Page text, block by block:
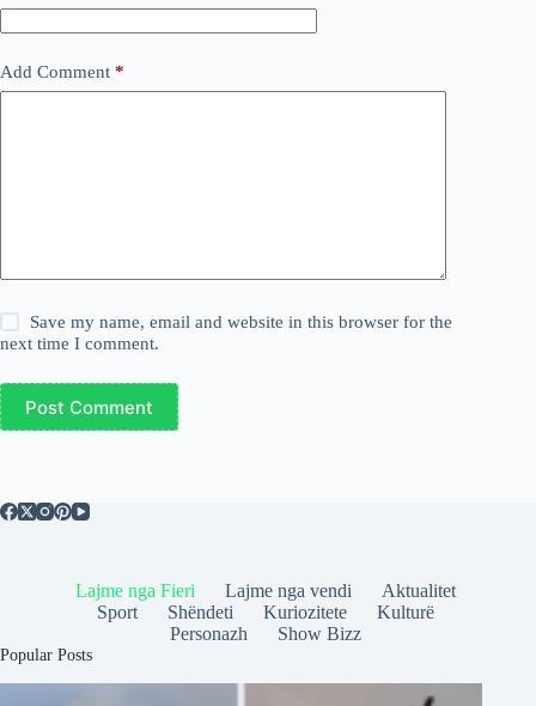
Add Comment *
Save my name, email and website in this browser for the
next time I comment.
Post Comment
Lajme nga Fieri Lajme nga vendi
Aktualitet
Sport
Shëndeti Kuriozitete
Kulturë
Personazh
Show Bizz
Popular Posts